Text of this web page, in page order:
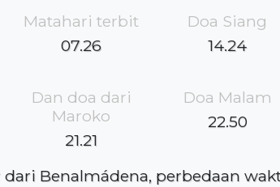
Matahari terbit
07.26
Doa Siang
14.24
Dan doa dari
Maroko
21.21
Doa Malam
22.50
Benalmádena, perbedaan